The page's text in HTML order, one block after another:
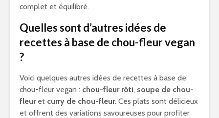
complet et équilibré.
Quelles sont d’autres idées de
recettes à base de chou-fleur vegan
?
Voici quelques autres idées de recettes à base de
chou-fleur vegan : chou-fleur rôti, soupe de chou-
fleuret curry de chou-fleur. Ces plats sont délicieux
et offrent des variations savoureuses pour profiter